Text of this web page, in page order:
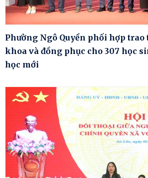
Phường Ngô Quyền phối hợp trao
khoa và đồng phục cho 307 học
học mới